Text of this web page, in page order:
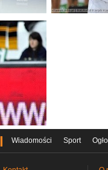
Wiadomości Sport